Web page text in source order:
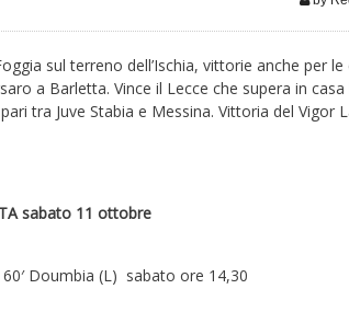
sul terreno dell’Ischia, vittorie anche per
a Barletta. Vince il Lecce che supera in
tra Juve Stabia e Messina. Vittoria del
sabato 11 ottobre
60′ Doumbia (L) sabato ore 14,30